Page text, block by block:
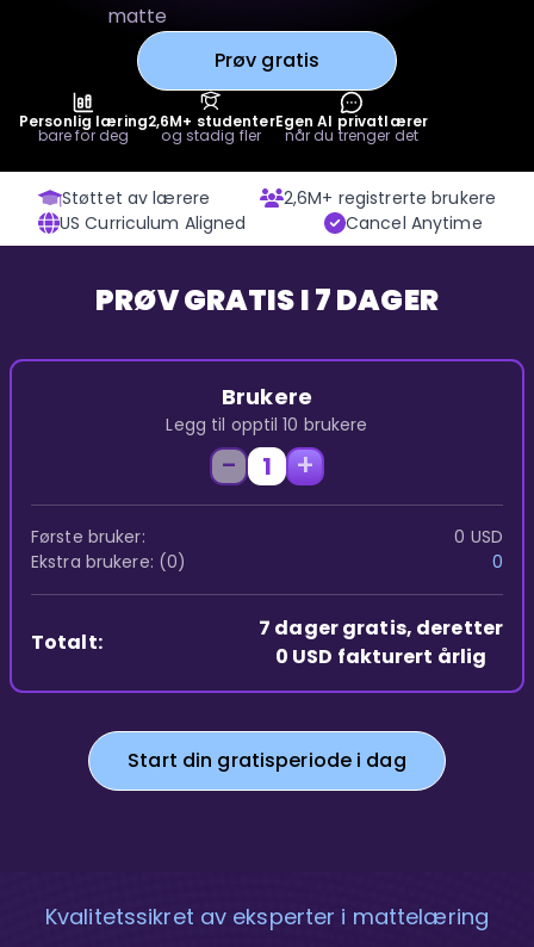
matte
Prøv gratis
Personlig læring
bare for deg
2,6M+ studenter
og stadig fler
Egen AI privatlærer
når du trenger det
Støttet av lærere
2,6M+ registrerte brukere
US Curriculum Aligned
Cancel Anytime
PRØV GRATIS I 7 DAGER
Brukere
Legg til opptil 10 brukere
- 1 +
Første bruker:
0 USD
Ekstra brukere: (0)
0
Totalt:
7 dager gratis, deretter
0 USD fakturert årlig
Start din gratisperiode i dag
Kvalitetssikret av eksperter i mattelæring